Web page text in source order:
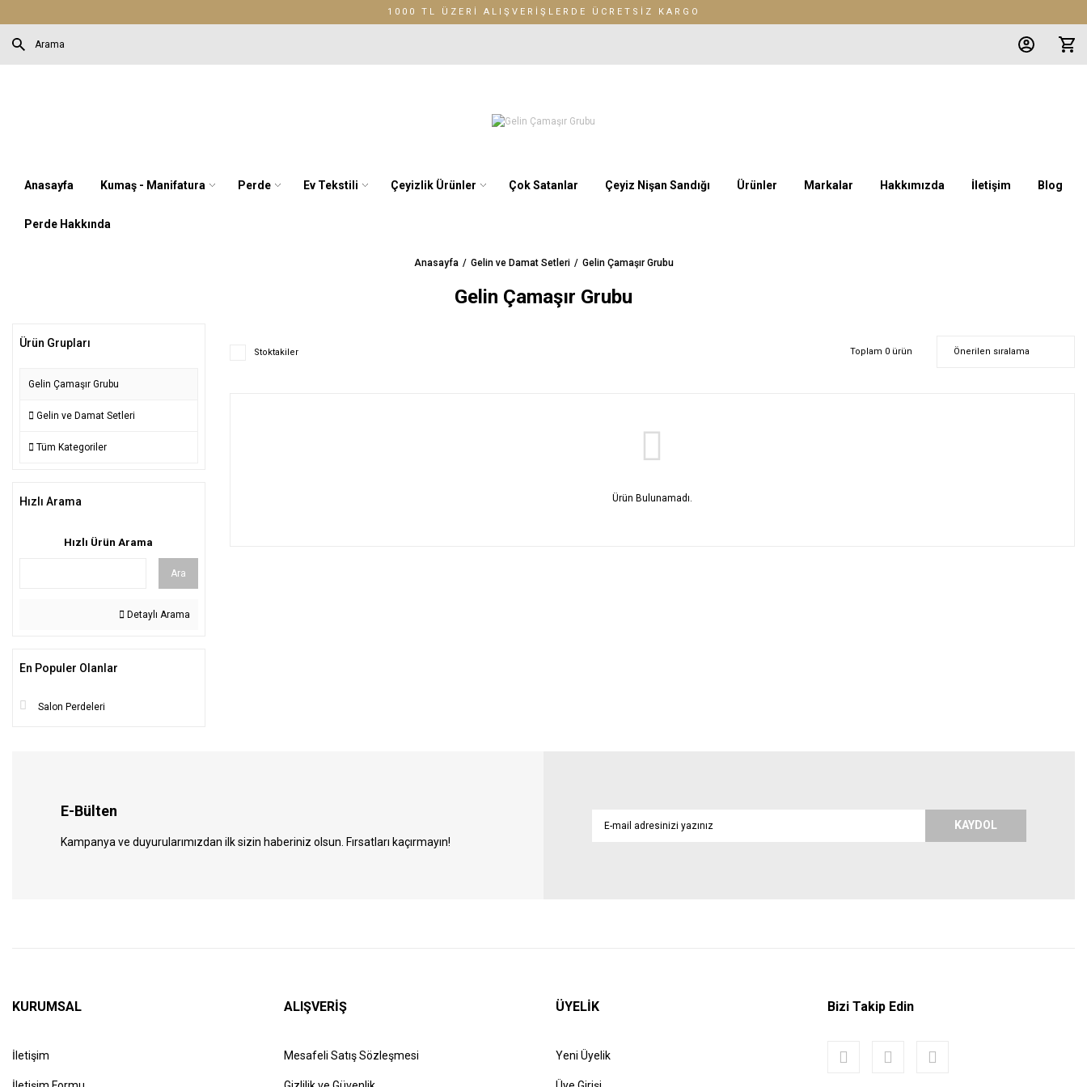
1000 TL ÜZERİ ALIŞVERİŞLERDE ÜCRETSİZ KARGO
Anasayfa Kumaş - Manifatura Perde Ev Tekstili Çeyizlik Ürünler Çok Satanlar Çeyiz Nişan Sandığı Ürünler Markalar Hakkımızda İletişim Blog
Perde Hakkında
Anasayfa Gelin ve Damat Setleri Gelin Çamaşır Grubu
Gelin Çamaşır Grubu
Ürün Grupları
Gelin Çamaşır Grubu
Gelin ve Damat Setleri
Tüm Kategoriler
Hızlı Arama
Hızlı Ürün Arama
Ara
Detaylı Arama
En Populer Olanlar
Salon Perdeleri
Stoktakiler Toplam 0 ürün
Ürün Bulunamadı.
E-Bülten
Kampanya ve duyurularımızdan ilk sizin haberiniz olsun. Fırsatları kaçırmayın!
KAYDOL
KURUMSAL
İletişim
ALIŞVERİŞ
Mesafeli Satış Sözleşmesi
ÜYELİK
Yeni Üyelik
Bizi Takip Edin